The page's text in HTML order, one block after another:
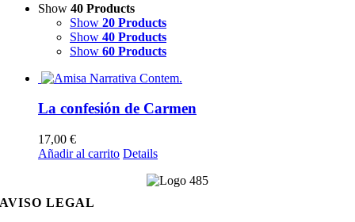
Show 40 Products
Show 20 Products
Show 40 Products
Show 60 Products
La confesión de Carmen
17,00 €
Añadir al carrito Details
AVISO LEGAL